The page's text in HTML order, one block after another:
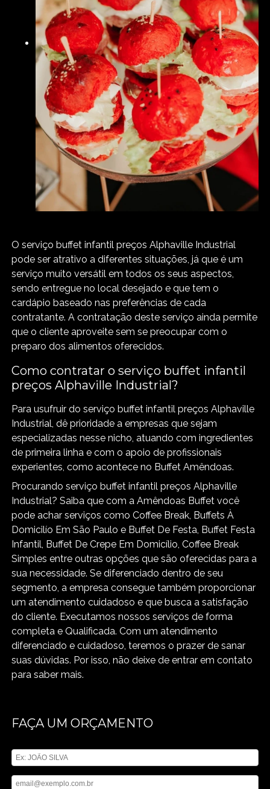
O serviço buffet infantil preços Alphaville Industrial
pode ser atrativo a diferentes situações, já que é um
serviço muito versátil em todos os seus aspectos,
sendo entregue no local desejado e que tem o
cardápio baseado nas preferências de cada
contratante. A contratação deste serviço ainda permite
que o cliente aproveite sem se preocupar com o
preparo dos alimentos oferecidos.
Como contratar o serviço buffet infantil
preços Alphaville Industrial?
Para usufruir do serviço buffet infantil preços Alphaville
Industrial, dê prioridade a empresas que sejam
especializadas nesse nicho, atuando com ingredientes
de primeira linha e com o apoio de profissionais
experientes, como acontece no Buffet Amêndoas.
Procurando serviço buffet infantil preços Alphaville
Industrial? Saiba que com a Amêndoas Buffet você
pode achar serviços como Coffee Break, Buffets À
Domicilío Em São Paulo e Buffet De Festa, Buffet Festa
Infantil, Buffet De Crepe Em Domicílio, Coffee Break
Simples entre outras opções que são oferecidas para a
sua necessidade. Se diferenciado dentro de seu
segmento, a empresa consegue também proporcionar
um atendimento cuidadoso e que busca a satisfação
do cliente. Executamos nossos serviços de forma
completa e Qualificada. Com um atendimento
diferenciado e cuidadoso, teremos o prazer de sanar
suas dúvidas. Por isso, não deixe de entrar em contato
para saber mais.
FAÇA UM ORÇAMENTO